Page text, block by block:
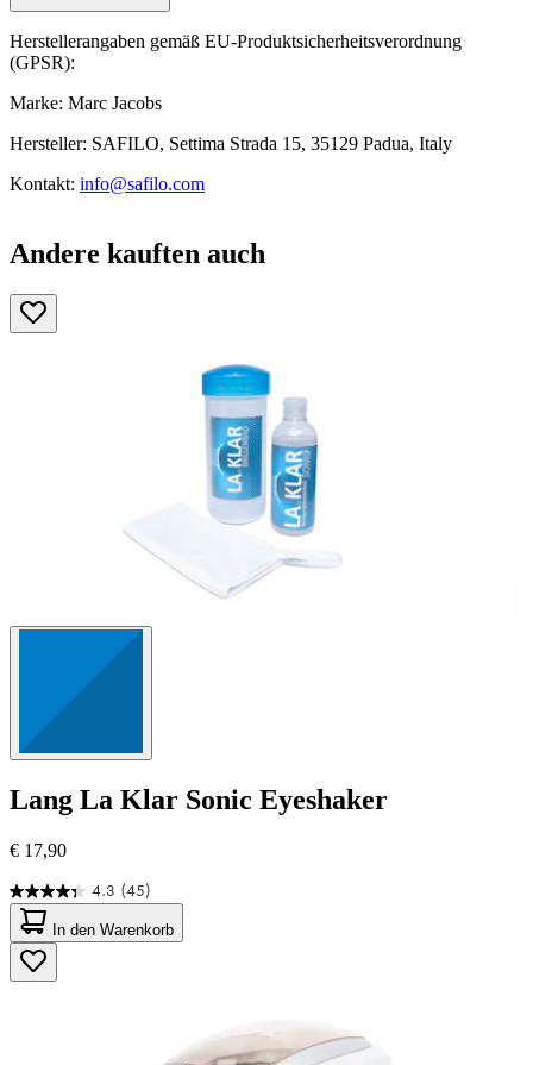
Herstellerangaben gemäß EU-Produktsicherheitsverordnung
(GPSR):
Marke: Marc Jacobs
Hersteller: SAFILO, Settima Strada 15, 35129 Padua, Italy
Kontakt: info@safilo.com
Andere kauften auch
Lang La Klar Sonic Eyeshaker
€ 17,90
4.3 (45)
4.3
von
5
Sternen.
45
In den Warenkorb